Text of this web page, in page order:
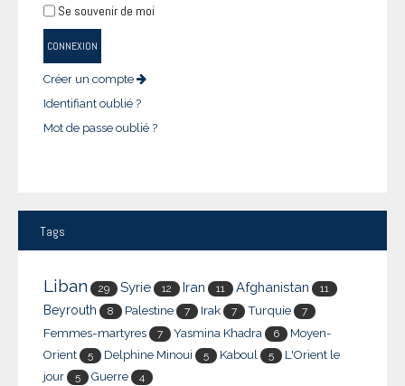
Se souvenir de moi
CONNEXION
Créer un compte
Identifiant oublié ?
Mot de passe oublié ?
Tags
Liban 29 Syrie 12 Iran 11 Afghanistan 11
Beyrouth 8 Palestine 7 Irak 7 Turquie 7
Femmes-martyres 7 Yasmina Khadra 6
Moyen-
Orient
5 Delphine Minoui 5 Kaboul 5
L'Orient le
jour
5 Guerre 4